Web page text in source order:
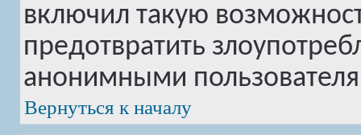
включил такую
предотвратить
анонимными
Вернуться к началу